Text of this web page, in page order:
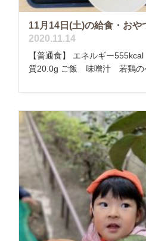
11月14日(土)の給食・おや
2020.11.14
【普通食】 エネルギー
質20.0g ご飯 味噌汁 若鶏の